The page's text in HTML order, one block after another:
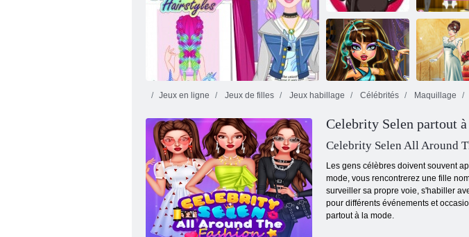
Mariage Lily 2
Coiffures Licorne
Fashion
Designer Cat
Casual
cheveux
Cleopatra Real
Lily de
Jeux en ligne Jeux de filles Jeux habillage Célébrités Maquillage
Celebrity Selen partout
Celebrity Selen All Around
Les gens célèbres doivent souvent
mode, vous rencontrerez une fille
surveiller sa propre voie, s'habiller
pour différents événements et
partout à la mode.